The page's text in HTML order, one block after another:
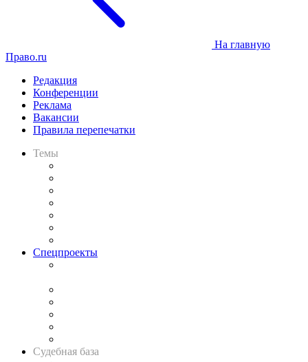
На главную
Право.ru
Редакция
Конференции
Реклама
Вакансии
Правила перепечатки
Темы
Спецпроекты
Судебная база